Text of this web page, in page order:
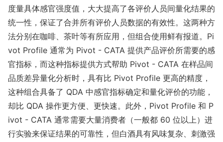
度量具体感官强度值，大大提高了各评价人员间量化结果的
统一性，保证了合并所有评价人员数据的有效性。这两种方
法分别在咖啡、茶叶等有所应用，但组合使用鲜有报道。Pi
vot Profile 通常为 Pivot - CATA 提供产品评价所需要的感
官指标，而这种指标提供方式帮助 Pivot - CATA 在样品间
品质差异量化分析时，具有比 Pivot Profile 更高的精度，
这种组合具备了 QDA 中感官指标确定和量化评价的功能，
却比 QDA 操作更方便、更快速。此外，Pivot Profile 和 P
ivot - CATA 通常需要大量消费者（一般都 60 位以上）进
行实验来保证结果的可靠性，但白酒具有风味复杂、刺激强